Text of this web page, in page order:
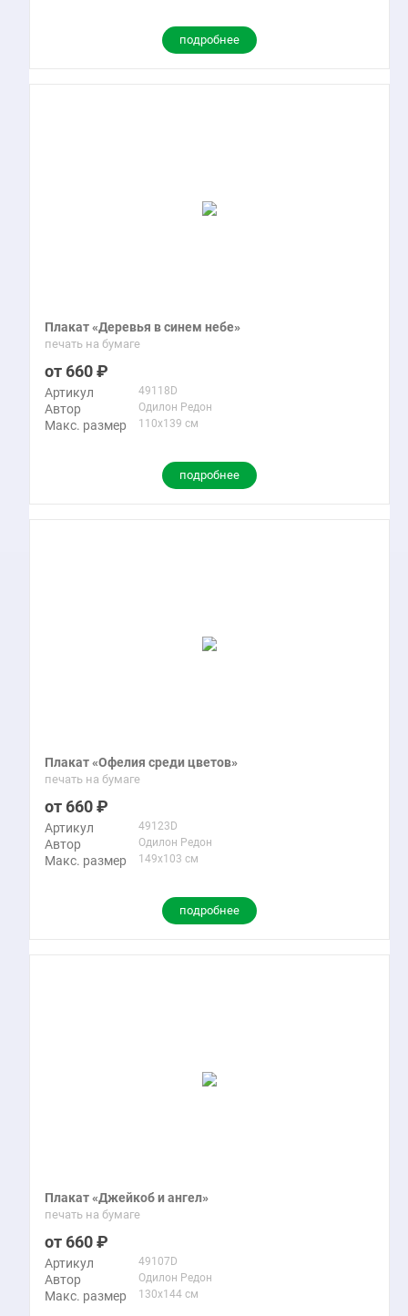
подробнее
Плакат «Деревья в синем небе»
печать на бумаге
660
Артикул 49118D
Автор Одилон Редон
Макс. размер 110x139 см
подробнее
Плакат «Офелия среди цветов»
печать на бумаге
660
Артикул 49123D
Автор Одилон Редон
Макс. размер 149x103 см
подробнее
Плакат «Джейкоб и ангел»
печать на бумаге
660
Артикул 49107D
Автор Одилон Редон
Макс. размер 130x144 см